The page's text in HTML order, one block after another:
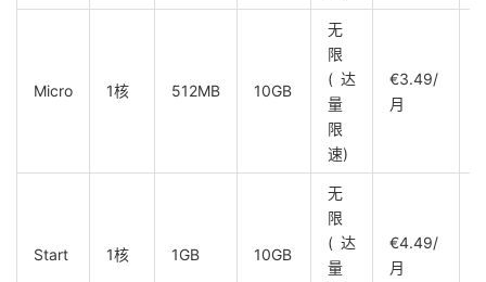
Micro 1核 512MB 10GB
无
限
(达
量
限
速)
€3.49/
月
Start 1核 1GB 10GB
无
限
(达
量
€4.49/
月